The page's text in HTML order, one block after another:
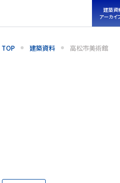
建築資
アーカイ
TOP 建築資料 高松市美術館